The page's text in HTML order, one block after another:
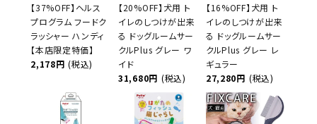
【37%OFF】ヘルス
プログラム フードク
ラッシャー ハンディ
【本店限定特価】
2,178円 (税込)
【20%OFF】犬用 ト
イレのしつけが出来
る ドッグルームサー
クルPlus グレー ワ
イド
31,680円 (税込)
【16%OFF】犬用 ト
イレのしつけが出来
る ドッグルームサー
クルPlus グレー レ
ギュラー
27,280円 (税込)